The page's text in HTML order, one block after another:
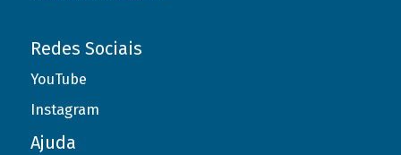
Redes Sociais
YouTube
Instagram
Ajuda